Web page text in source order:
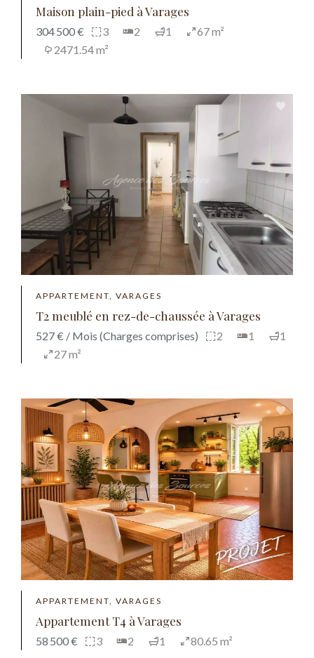
Maison plain-pied à Varages
304 500 € 3 2 1
67 m²
2471.54 m²
APPARTEMENT, VARAGES
T2 meublé en rez-de-chaussée à Varages
527 € / Mois (Charges comprises) 2 1
1
27 m²
APPARTEMENT, VARAGES
Appartement T4 à Varages
58 500 € 3 2 1 80.65 m²